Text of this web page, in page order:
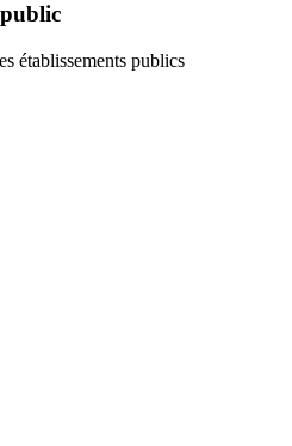
public
établissements publics